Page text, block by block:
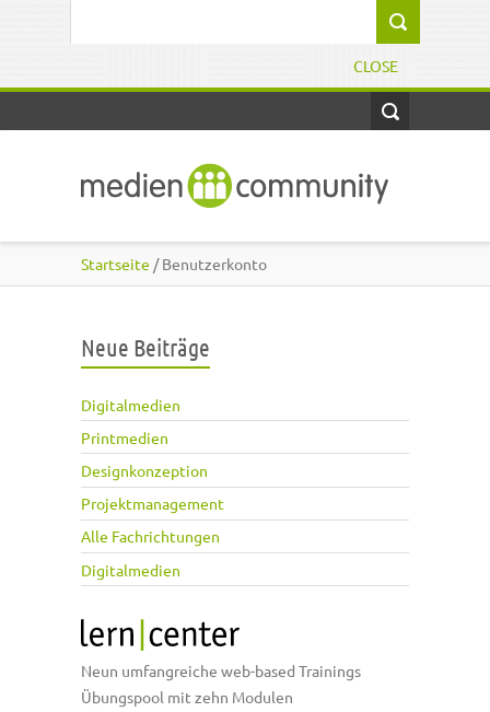
CLOSE
Startseite / Benutzerkonto
Neue Beiträge
Digitalmedien
Printmedien
Designkonzeption
Projektmanagement
Alle Fachrichtungen
Digitalmedien
Neun umfangreiche web-based Trainings
Übungspool mit zehn Modulen